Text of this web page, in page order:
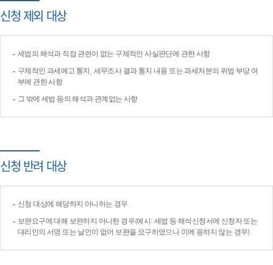
신청 제외 대상
세법의 해석과 직접 관련이 없는 구체적인 사실판단에 관한 사항
구체적인 과세예고 통지, 세무조사 결과 통지 내용 또는 과세처분의 위법·부당 여
부에 관한 사항
그 밖에 세법 등의 해석과 관계없는 사항
신청 반려 대상
신청 대상에 해당하지 아니하는 경우
보완요구에 대해 보완하지 아니한 경우(예시: 세법 등 해석신청서에 신청자 또는
대리인의 서명 또는 날인이 없어 보완을 요구하였으나 이에 응하지 않는 경우)